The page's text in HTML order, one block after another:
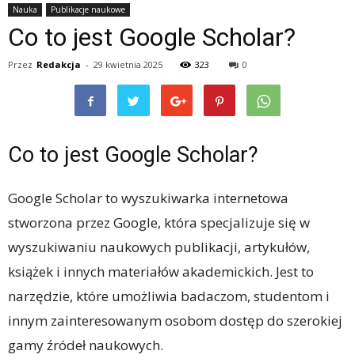
Nauka Publikacje naukowe
Co to jest Google Scholar?
Przez Redakcja - 29 kwietnia 2025 323 0
Co to jest Google Scholar?
Google Scholar to wyszukiwarka internetowa
stworzona przez Google, która specjalizuje się w
wyszukiwaniu naukowych publikacji, artykułów,
książek i innych materiałów akademickich. Jest to
narzędzie, które umożliwia badaczom, studentom i
innym zainteresowanym osobom dostęp do szerokiej
gamy źródeł naukowych.